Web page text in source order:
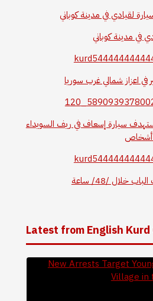
في مدينة كوباني
اعزاز شمالي غرب سوريا
سيارة إسعاف في ريف السويداء
أشخاص
خلال /48/ ساعة
Latest from English Kurd